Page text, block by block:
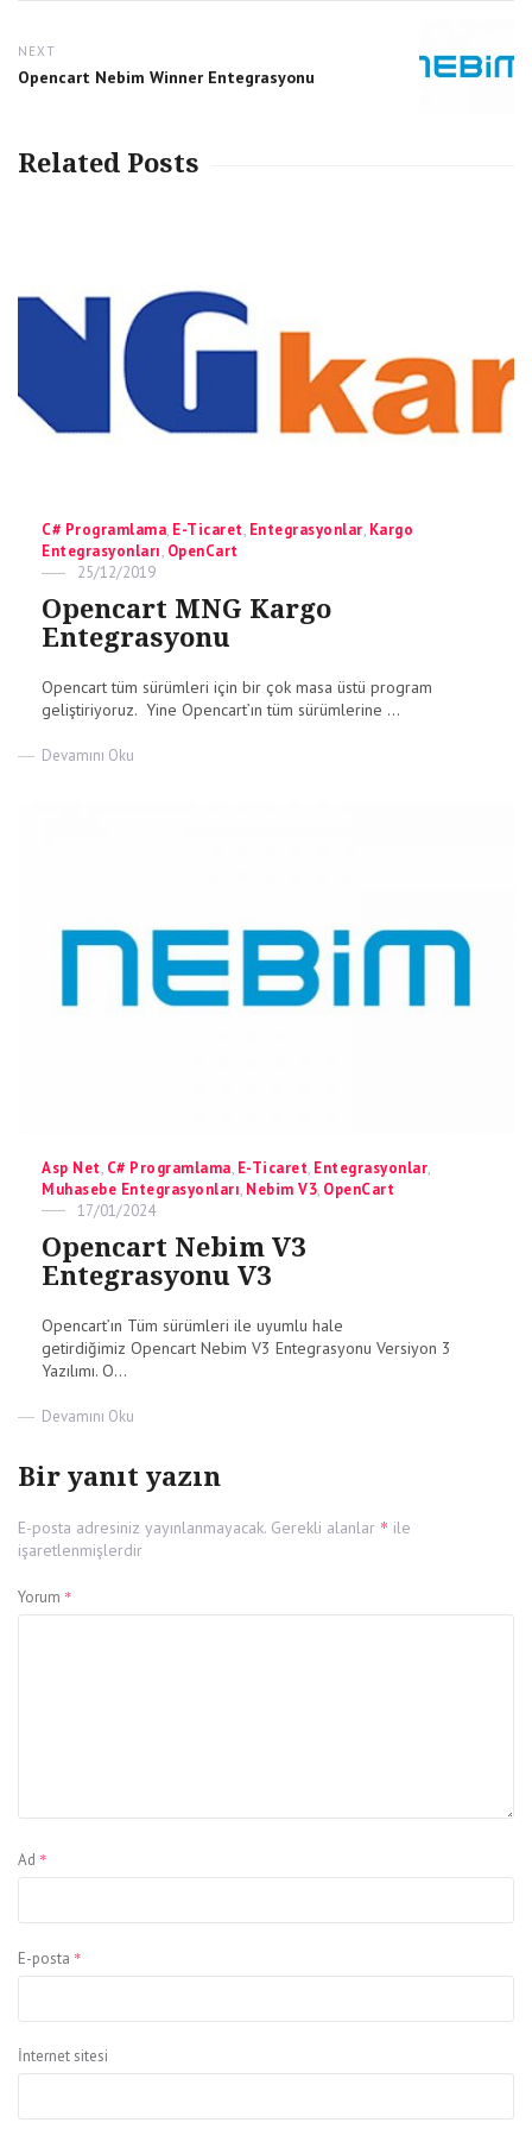
NEXT
Next
Opencart Nebim Winner Entegrasyonu
Related Posts
Categories
C# Programlama, E-Ticaret, Entegrasyonlar, Kargo
Entegrasyonları, OpenCart
Posted
25/12/2019
Opencart MNG Kargo
Entegrasyonu
Opencart tüm sürümleri için bir çok masa üstü program
geliştiriyoruz. Yine Opencart’ın tüm sürümlerine ...
Devamını Oku
Categories
Asp Net, C# Programlama, E-Ticaret, Entegrasyonlar,
Muhasebe Entegrasyonları, Nebim V3, OpenCart
Posted
17/01/2024
Opencart Nebim V3
Entegrasyonu V3
Opencart’ın Tüm sürümleri ile uyumlu hale
getirdiğimiz Opencart Nebim V3 Entegrasyonu Versiyon 3
Yazılımı. O...
Devamını Oku
V3
V3
Bir yanıt yazın
E-posta adresiniz yayınlanmayacak. Gerekli alanlar * ile
işaretlenmişlerdir
Yorum *
Ad *
E-posta *
İnternet sitesi